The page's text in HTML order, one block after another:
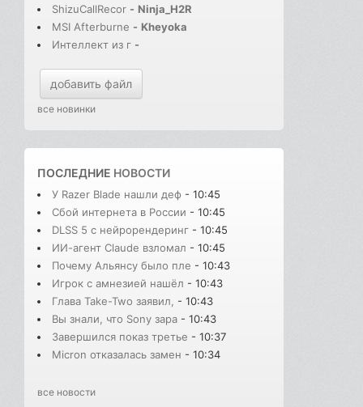
ShizuCallRecor - Ninja_H2R
MSI Afterburne - Kheyoka
Интеллект из г -
добавить файл
все новинки
ПОСЛЕДНИЕ НОВОСТИ
У Razer Blade нашли деф - 10:45
Сбой интернета в России - 10:45
DLSS 5 с нейрорендеринг - 10:45
ИИ-агент Claude взломал - 10:45
Почему Альянсу было пле - 10:43
Игрок с амнезией нашёл - 10:43
Глава Take-Two заявил, - 10:43
Вы знали, что Sony зара - 10:43
Завершился показ третье - 10:37
Micron отказалась замен - 10:34
все новости